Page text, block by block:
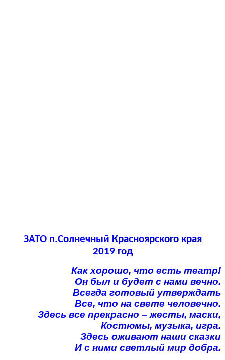
ЗАТО п.Солнечный Красноярского края
2019 год
Как хорошо, что есть театр!
Он был и будет с нами вечно.
Всегда готовый утверждать
Все, что на свете человечно.
Здесь все прекрасно – жесты, маски,
Костюмы, музыка, игра.
Здесь оживают наши сказки
И с ними светлый мир добра.